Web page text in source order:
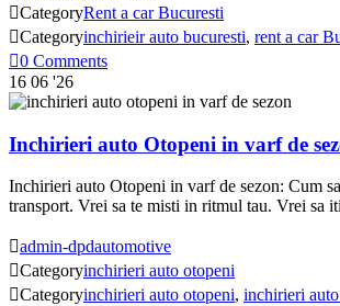
CategoryRent a car Bucuresti
Categoryinchirieir auto bucuresti, rent a car
0 Comments
16 06 '26
Inchirieri auto Otopeni in varf de
Inchirieri auto Otopeni in varf de sezon: Cum
transport. Vrei sa te misti in ritmul tau. Vrei sa
admin-dpdautomotive
Categoryinchirieri auto otopeni
Categoryinchirieri auto otopeni, inchirieri